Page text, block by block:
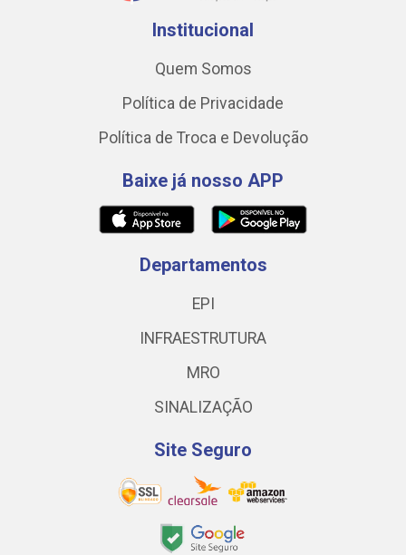
Institucional
Quem Somos
Política de Privacidade
Política de Troca e Devolução
Baixe já nosso APP
Departamentos
EPI
INFRAESTRUTURA
MRO
SINALIZAÇÃO
Site Seguro